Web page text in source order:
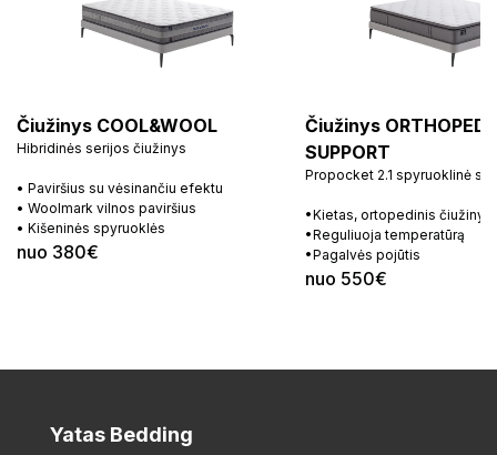
Čiužinys COOL&WOOL
Hibridinės serijos čiužinys
• Paviršius su vėsinančiu efektu
• Woolmark vilnos paviršius
• Kišeninės spyruoklės
nuo 380€
Čiužinys
SUPPORT
Propocket 2.1 spyruoklinė
•Kietas, ortopedinis čiužinys
•Reguliuoja temperatūrą
•Pagalvės pojūtis
nuo 550€
Yatas Bedding